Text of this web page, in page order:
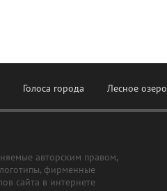
Голоса города Лесное озеро
авторским правом,
фирменные
сайта в интернете